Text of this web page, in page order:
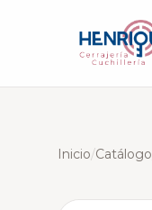
Inicio/Catálogo